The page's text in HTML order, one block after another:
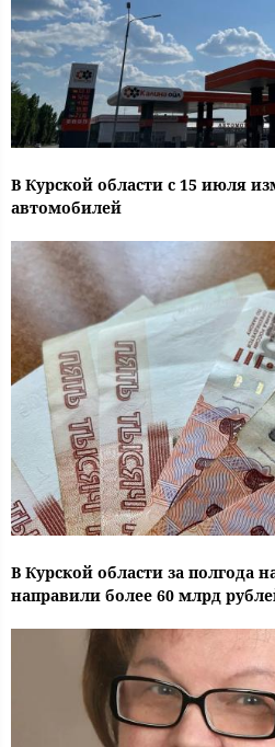
В Курской области с 15 июля
автомобилей
В Курской области за полгода
направили более 60 млрд